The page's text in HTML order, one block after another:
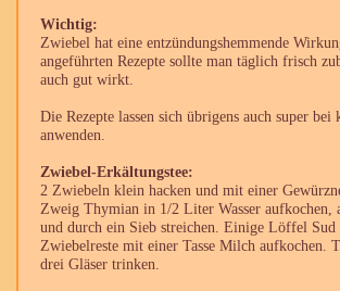
Wichtig:
Zwiebel hat eine entzündungshemmende
angeführten Rezepte sollte man täglich frisch
auch gut wirkt.
Die Rezepte lassen sich übrigens auch super
anwenden.
Zwiebel-Erkältungstee:
2 Zwiebeln klein hacken und mit einer
Zweig Thymian in 1/2 Liter Wasser aufkochen,
und durch ein Sieb streichen. Einige Löffel Sud
Zwiebelreste mit einer Tasse Milch aufkochen.
drei Gläser trinken.